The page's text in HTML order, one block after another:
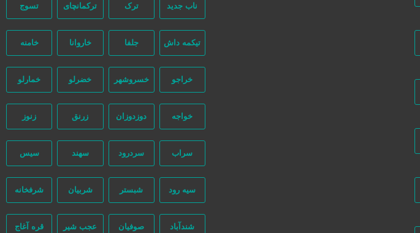
ناب جدید ترک ترکمانچای تسوج
تیکمه داش جلفا خاروانا خامنه
خراجو خسروشهر خضرلو خمارلو
خواجه دوزدوزان زرنق زنوز
سراب سردرود سهند سیس
سیه رود شبستر شربیان شرفخانه
شندآباد صوفیان عجب شیر قره آغاج
مرتب‌سازی بر اساس جدیدترین